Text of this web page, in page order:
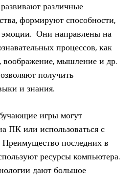
различные
формируют способности,
Они направлены на
процессов, как
воображение, мышление и др.
получить
и знания.
игры могут
ПК или использоваться с
последних в
ресурсы компьютера.
дают большое